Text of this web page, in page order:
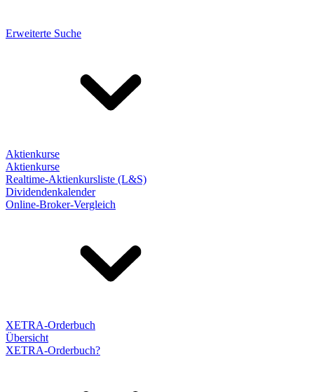
Erweiterte Suche
Aktienkurse
Aktienkurse
Realtime-Aktienkursliste (L&S)
Dividendenkalender
Online-Broker-Vergleich
XETRA-Orderbuch
Übersicht
XETRA-Orderbuch?